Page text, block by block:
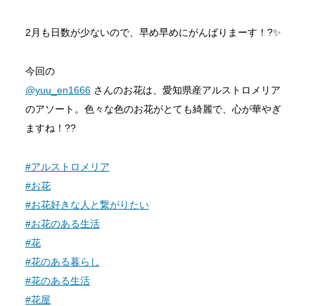
2月も日数が少ないので、早め早めにがんばりまーす！?✨
今回の
@yuu_en1666さんのお花は、愛知県産アルストロメリア
のアソート。色々な色のお花がとても綺麗で、心が華やぎ
ますね！??
#アルストロメリア
#お花
#お花好きな人と繋がりたい
#お花のある生活
#花
#花のある暮らし
#花のある生活
#花屋